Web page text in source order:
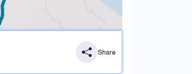
Share